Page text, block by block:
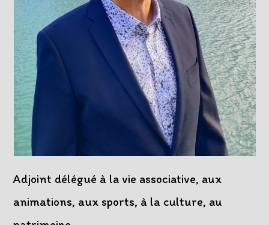
Adjoint délégué à la vie associative, aux
animations, aux sports, à la culture, au